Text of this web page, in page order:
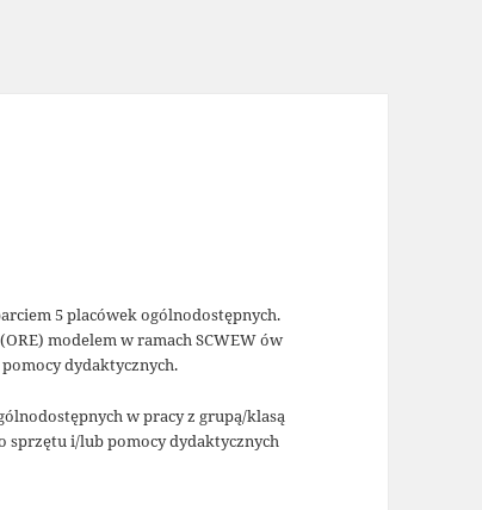
5 placówek ogólnodostępnych.
modelem w ramach SCWEW ów
dydaktycznych.
w pracy z grupą/klasą
sprzętu i/lub pomocy dydaktycznych